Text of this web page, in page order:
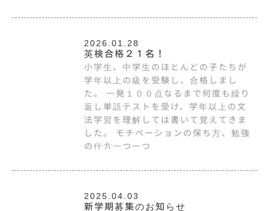
2026.01.28
英検合格２１名！
小学生、中学生のほとんどの子たちが
学年以上の級を受験し、合格しまし
た。 一発１００点なるまで何度も繰り
返し単語テストを受け、学年以上の文
法学習を理解しては書いて覚えてきま
した。 モチベーションの保ち方、勉強
の仕方一つ一つ
2025.04.03
新学期募集のお知らせ